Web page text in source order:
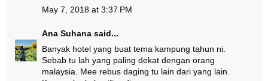
May 7, 2018 at 3:37 PM
Ana Suhana said...
Banyak hotel yang buat tema kampung tahun ni.
Sebab tu lah yang paling dekat dengan orang
malaysia. Mee rebus daging tu lain dari yang lain.